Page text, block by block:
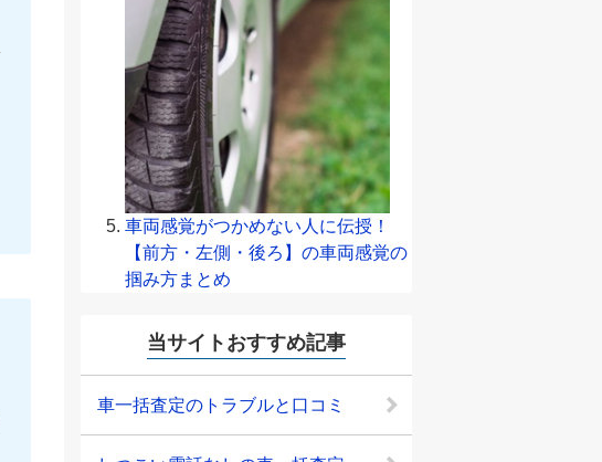
車両感覚がつかめない人に伝授！
【前方・左側・後ろ】の車両感覚の
掴み方まとめ
当サイトおすすめ記事
車一括査定のトラブルと口コミ